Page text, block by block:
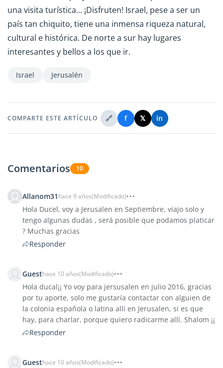
una visita turística... ¡Disfruten! Israel, pese a ser un
país tan chiquito, tiene una inmensa riqueza natural,
cultural e histórica. De norte a sur hay lugares
interesantes y bellos a los que ir.
Israel Jerusalén
COMPARTE ESTE ARTÍCULO 🔗 f 𝕏 in
Comentarios 10
Allanom31hace 9 años(Modificado)
Hola Ducel, voy a Jerusalen en Septiembre, viajo solo y
tengo algunas dudas , será posible que podamos platicar
? Muchas gracias
Responder
Guesthace 10 años(Modificado)
Hola ducal¡¡ Yo voy para jersusalen en julio 2016, gracias
por tu aporte, solo me gustaría contactar con alguien de
la colonia española o latina allí en Jerusalen, si es que
hay, para charlar, porque quiero radicarme allí. Shalom ¡¡
Responder
Guesthace 10 años(Modificado)